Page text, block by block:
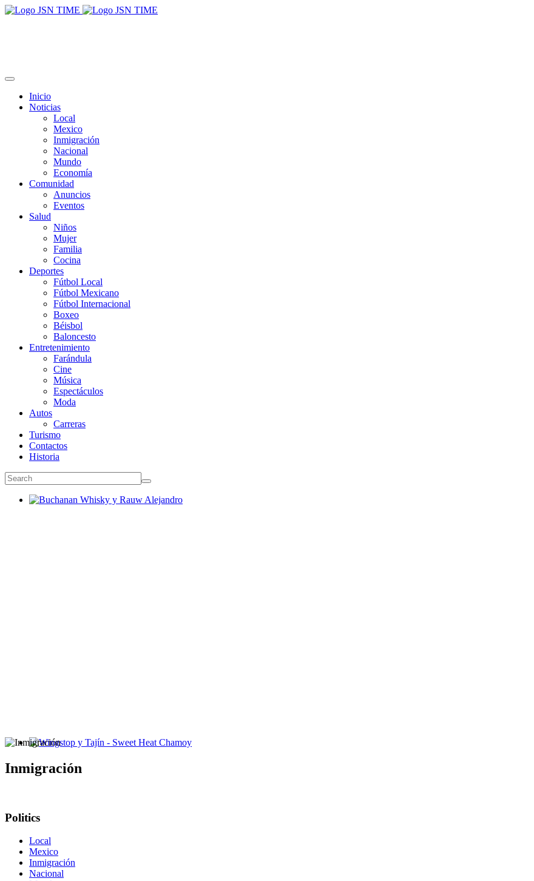
Inicio
Noticias
Local
Mexico
Inmigración
Nacional
Mundo
Economía
Comunidad
Anuncios
Eventos
Salud
Niños
Mujer
Familia
Cocina
Deportes
Fútbol Local
Fútbol Mexicano
Fútbol Internacional
Boxeo
Béisbol
Baloncesto
Entretenimiento
Farándula
Cine
Música
Espectáculos
Moda
Autos
Carreras
Turismo
Contactos
Historia
Inmigración
Politics
Local
Mexico
Inmigración
Nacional